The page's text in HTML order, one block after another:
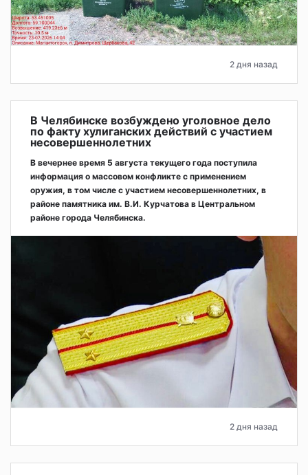
2 дня назад
В Челябинске возбуждено уголовное дело
по факту хулиганских действий с участием
несовершеннолетних
В вечернее время 5 августа текущего года поступила
информация о массовом конфликте с применением
оружия, в том числе с участием несовершеннолетних, в
районе памятника им. В.И. Курчатова в Центральном
районе города Челябинска.
2 дня назад